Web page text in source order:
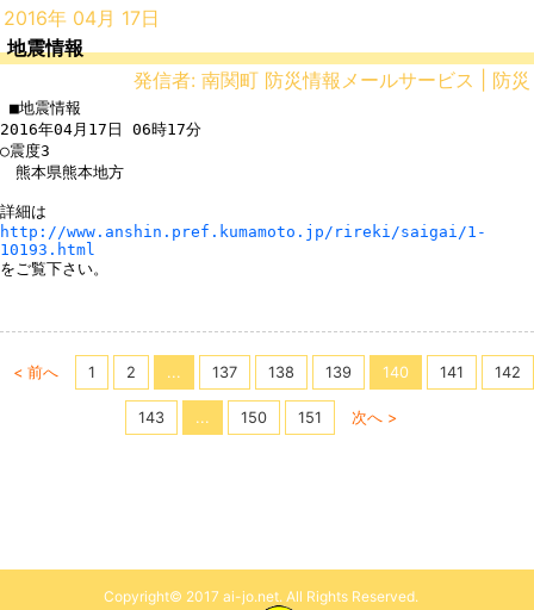
2016年 04月 17日
地震情報
発信者: 南関町 防災情報メールサービス | 防災
2016年04月17日 06時17分
○震度3
熊本県熊本地方
http://www.anshin.pref.kumamoto.jp/rireki/saigai/1-
10193.html
をご覧下さい。
< 前へ 1 2 ... 137 138 139 140 141 142
143 ... 150 151 次へ >
Copyright© 2017 ai-jo.net. All Rights Reserved.